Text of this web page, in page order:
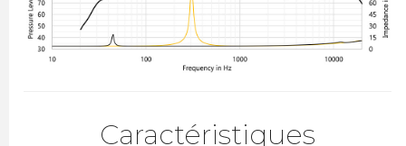
Caractéristiques